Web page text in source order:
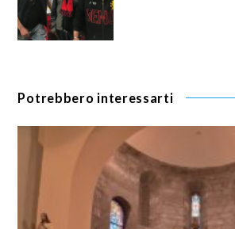
Potrebbero interessarti